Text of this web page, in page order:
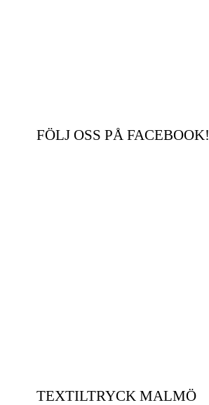
FÖLJ OSS PÅ FACEBOOK!
TEXTILTRYCK MALMÖ